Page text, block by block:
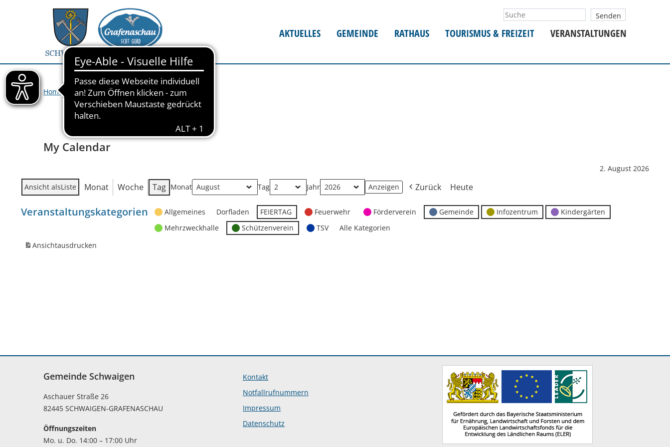
AKTUELLES GEMEINDE RATHAUS TOURISMUS & FREIZEIT VERANSTALTUNGEN
Home Veranstaltungen> My Calendar
My Calendar
2. August 2026
Ansicht alsListe Monat Woche Tag Monat Tag Jahr Zurück Heute
Veranstaltungskategorien Allgemeines Dorfladen FEIERTAG Feuerwehr Förderverein Gemeinde Infozentrum
Kindergärten
Mehrzweckhalle
Schützenverein TSV
Alle Kategorien
Ansichtausdrucken
Gemeinde Schwaigen
Aschauer Straße 26
82445 SCHWAIGEN-GRAFENASCHAU
Öffnungszeiten
Mo. u. Do. 14:00 – 17:00 Uhr
Kontakt
Notfallrufnummern
Impressum
Datenschutz